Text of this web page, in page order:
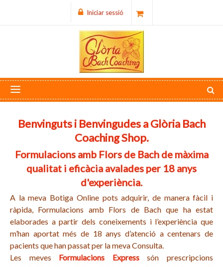
Iniciar sessió
Benvinguts i Benvingudes a Glòria Bach
Coaching Shop.
Formulacions amb Flors de Bach de màxima
qualitat i eficàcia avalades per 18 anys
d'experiència.
A la meva Botiga Online pots adquirir, de manera fàcil i
ràpida, Formulacions amb Flors de Bach que ha estat
elaborades a partir dels coneixements i l’experiència que
m’han aportat més de 18 anys d’atenció a centenars de
pacients que han passat per la meva Consulta.
Les meves Formulacions Expresssón prescripcions